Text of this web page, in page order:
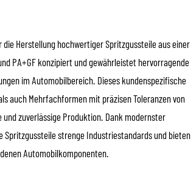
Herstellung hochwertiger Spritzgussteile aus einer
PA+GF konzipiert und gewährleistet hervorragende
im Automobilbereich. Dieses kundenspezifische
auch Mehrfachformen mit präzisen Toleranzen von
zuverlässige Produktion. Dank modernster
strenge Industriestandards und bieten
Automobilkomponenten.